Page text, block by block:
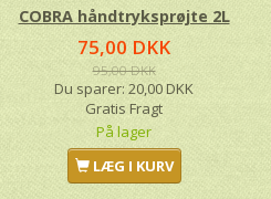
COBRA håndtryksprøjte 2L
75,00 DKK
95,00 DKK
Du sparer: 20,00 DKK
Gratis Fragt
På lager
LÆG I KURV